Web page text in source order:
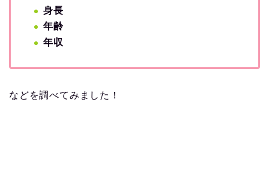
身長
年齢
年収
などを調べてみました！